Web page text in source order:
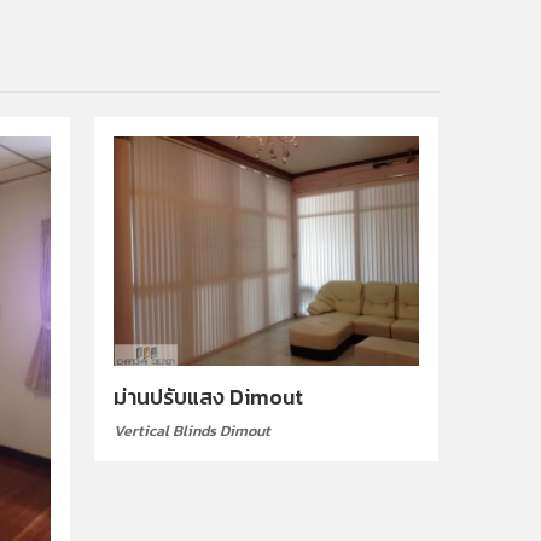
ม่านปรับแสง Dimout
Vertical Blinds Dimout